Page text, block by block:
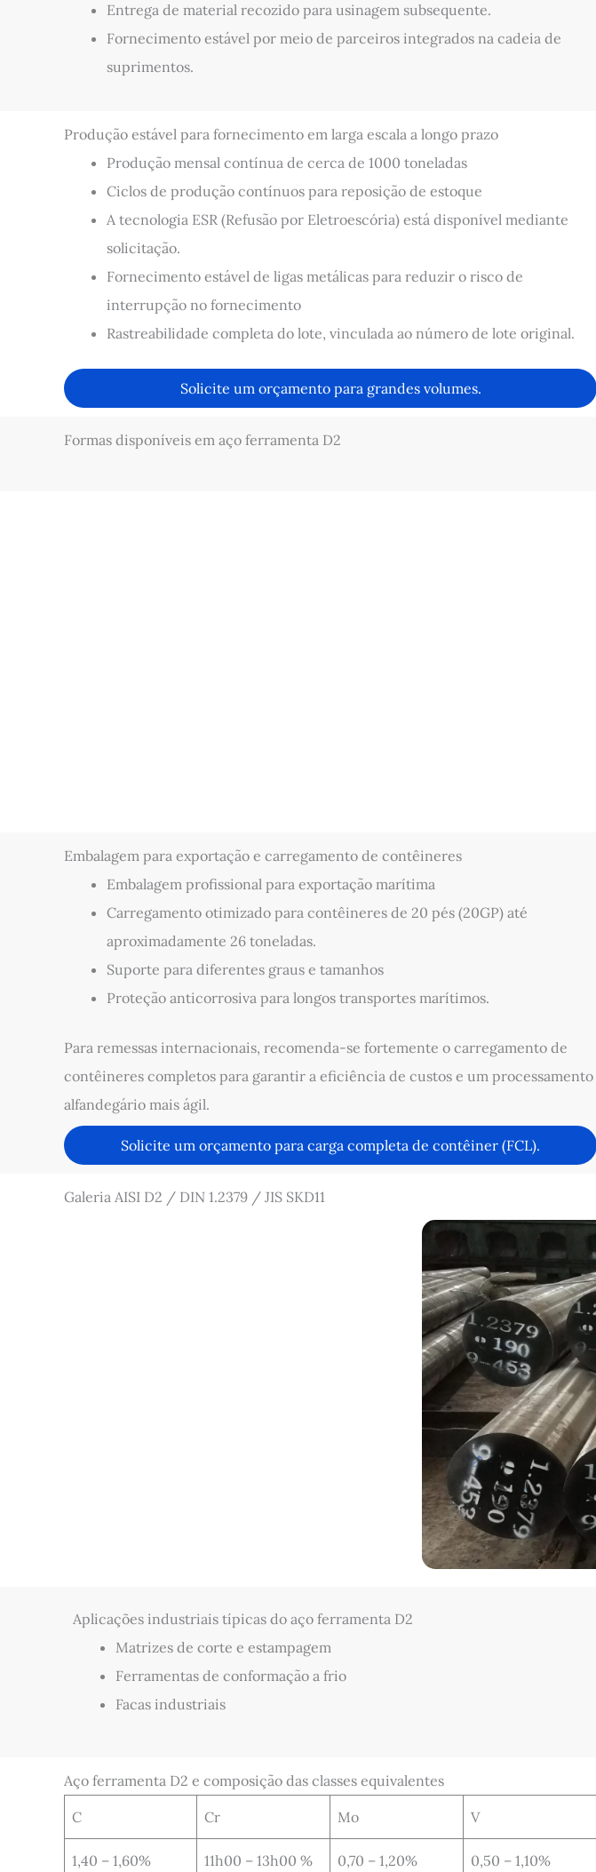
Entrega de material recozido para usinagem subsequente.
Fornecimento estável por meio de parceiros integrados na cadeia de
suprimentos.
Produção estável para fornecimento em larga escala a longo prazo
Produção mensal contínua de cerca de 1000 toneladas
Ciclos de produção contínuos para reposição de estoque
A tecnologia ESR (Refusão por Eletroescória) está disponível mediante
solicitação.
Fornecimento estável de ligas metálicas para reduzir o risco de
interrupção no fornecimento
Rastreabilidade completa do lote, vinculada ao número de lote original.
Solicite um orçamento para grandes volumes.
Formas disponíveis em aço ferramenta D2
Embalagem para exportação e carregamento de contêineres
Embalagem profissional para exportação marítima
Carregamento otimizado para contêineres de 20 pés (20GP) até
aproximadamente 26 toneladas.
Suporte para diferentes graus e tamanhos
Proteção anticorrosiva para longos transportes marítimos.
Para remessas internacionais, recomenda-se fortemente o carregamento de
contêineres completos para garantir a eficiência de custos e um processamento
alfandegário mais ágil.
Solicite um orçamento para carga completa de contêiner (FCL).
Galeria AISI D2 / DIN 1.2379 / JIS SKD11
Aplicações industriais típicas do aço ferramenta D2
Matrizes de corte e estampagem
Ferramentas de conformação a frio
Facas industriais
Aço ferramenta D2 e composição das classes equivalentes
C Cr Mo V
1,40 – 1,60% 11h00 – 13h00 % 0,70 – 1,20% 0,50 – 1,10%